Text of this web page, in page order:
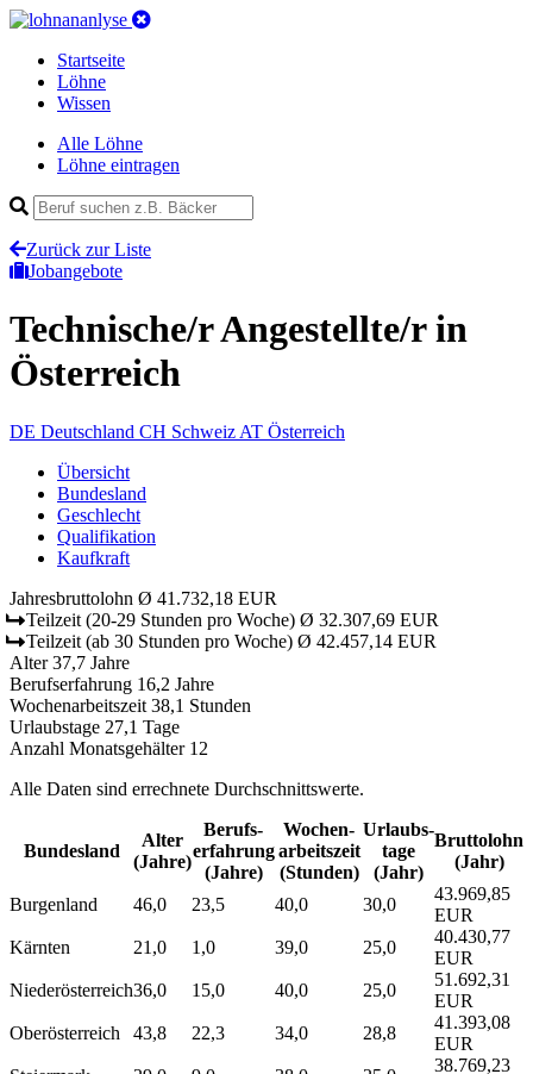
Startseite
Löhne
Wissen
Alle Löhne
Löhne eintragen
Zurück zur Liste
Jobangebote
Technische/r Angestellte/rin
Österreich
DE Deutschland CH Schweiz AT Österreich
Übersicht
Bundesland
Geschlecht
Qualifikation
Kaufkraft
Jahresbruttolohn Ø 41.732,18 EUR
Teilzeit (20-29 Stunden pro Woche) Ø 32.307,69 EUR
Teilzeit (ab 30 Stunden pro Woche) Ø 42.457,14 EUR
Alter 37,7 Jahre
Berufserfahrung 16,2 Jahre
Wochenarbeitszeit 38,1 Stunden
Urlaubstage 27,1 Tage
Anzahl Monatsgehälter 12
Alle Daten sind errechnete Durchschnittswerte.
Bundesland
Alter
(Jahre)
Berufs­
erfahrung
(Jahre)
Wochen­
arbeitszeit
(Stunden)
Urlaubs­
tage
(Jahr)
Bruttolohn
(Jahr)
Burgenland 46,0 23,5 40,0 30,0
43.969,85
EUR
Kärnten
21,0 1,0 39,0 25,0
40.430,77
EUR
Niederösterreich36,0 15,0 40,0 25,0
51.692,31
EUR
Oberösterreich
43,8 22,3 34,0 28,8
41.393,08
EUR
38.769,23